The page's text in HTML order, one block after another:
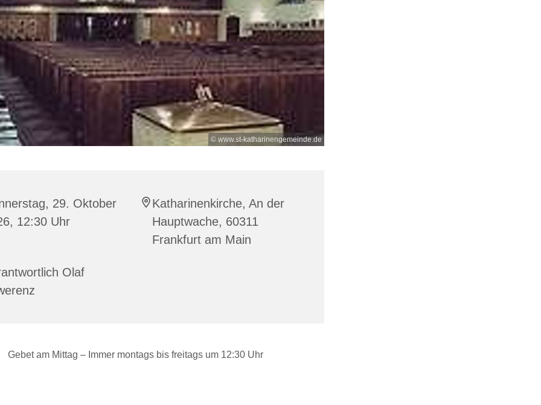
© www.st-katharinengemeinde.de
29. Oktober
12:30 Uhr
Katharinenkirche, An der
Hauptwache, 60311
Frankfurt am Main
Olaf
Gebet am Mittag – Immer montags bis freitags um 12:30 Uhr